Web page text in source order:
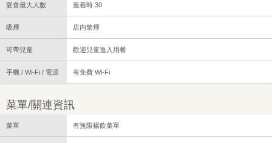
宴會最大人數 座着時 30
吸煙 店内禁煙
可帶兒童 歡迎兒童進入用餐
手機 / Wi-Fi / 電源 有免費 Wi-Fi
菜單/關連資訊
菜單 有無限暢飲菜單